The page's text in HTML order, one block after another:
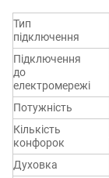
Тип
підключення
Підключення
до
електромережі
Потужність
Кількість
конфорок
Духовка